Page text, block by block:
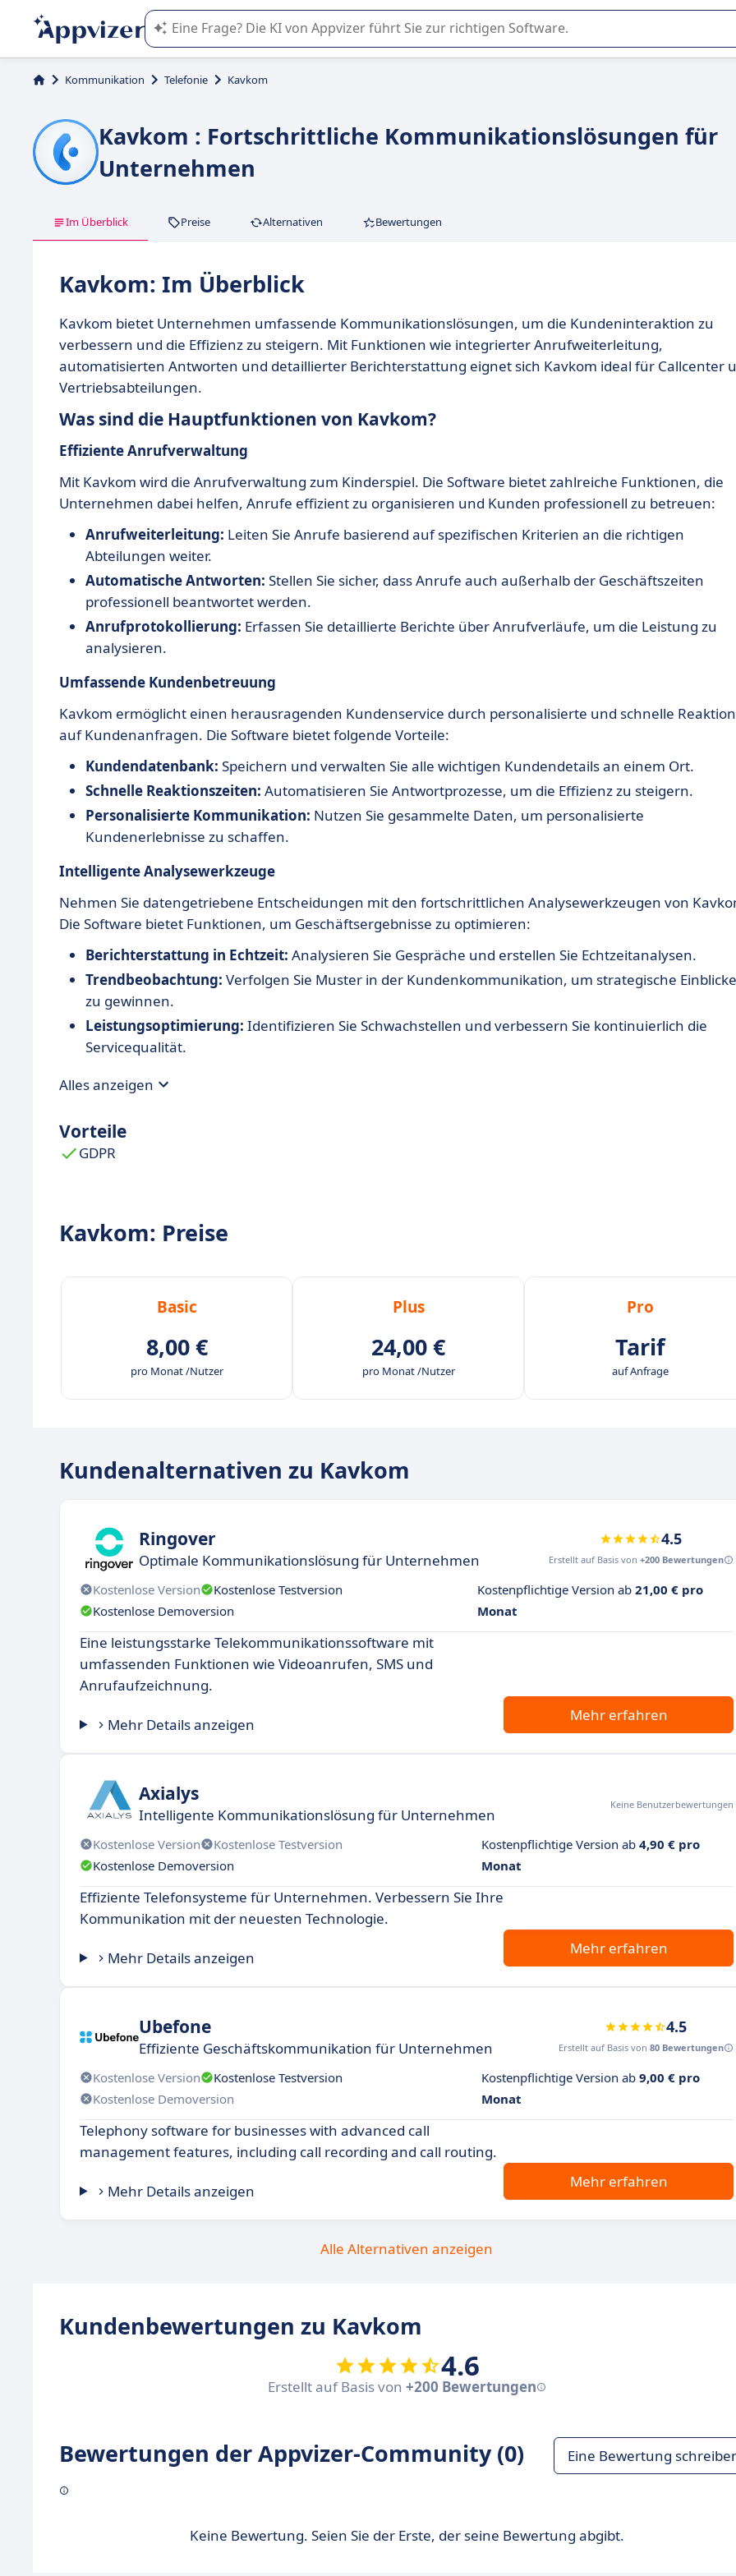
Die KI von Appvizer führt Sie bei der Nutzung oder Auswahl von SaaS-Software in Unternehmen.
Kommunikation Telefonie Kavkom
Kavkom : Fortschrittliche Kommunikationslösungen für
Unternehmen
Im Überblick Preise Alternativen Bewertungen
Kavkom: Im Überblick
Kavkom bietet Unternehmen umfassende Kommunikationslösungen, um die Kundeninteraktion zu
verbessern und die Effizienz zu steigern. Mit Funktionen wie integrierter Anrufweiterleitung,
automatisierten Antworten und detaillierter Berichterstattung eignet sich Kavkom ideal für Callcenter
Vertriebsabteilungen.
Was sind die Hauptfunktionen von Kavkom?
Effiziente Anrufverwaltung
Mit Kavkom wird die Anrufverwaltung zum Kinderspiel. Die Software bietet zahlreiche Funktionen, die
Unternehmen dabei helfen, Anrufe effizient zu organisieren und Kunden professionell zu betreuen:
Anrufweiterleitung: Leiten Sie Anrufe basierend auf spezifischen Kriterien an die richtigen
Abteilungen weiter.
Automatische Antworten: Stellen Sie sicher, dass Anrufe auch außerhalb der Geschäftszeiten
professionell beantwortet werden.
Anrufprotokollierung: Erfassen Sie detaillierte Berichte über Anrufverläufe, um die Leistung zu
analysieren.
Umfassende Kundenbetreuung
Kavkom ermöglicht einen herausragenden Kundenservice durch personalisierte und schnelle
auf Kundenanfragen. Die Software bietet folgende Vorteile:
Kundendatenbank: Speichern und verwalten Sie alle wichtigen Kundendetails an einem Ort.
Schnelle Reaktionszeiten: Automatisieren Sie Antwortprozesse, um die Effizienz zu steigern.
Personalisierte Kommunikation: Nutzen Sie gesammelte Daten, um personalisierte
Kundenerlebnisse zu schaffen.
Intelligente Analysewerkzeuge
Nehmen Sie datengetriebene Entscheidungen mit den fortschrittlichen Analysewerkzeugen von
Die Software bietet Funktionen, um Geschäftsergebnisse zu optimieren:
Berichterstattung in Echtzeit: Analysieren Sie Gespräche und erstellen Sie Echtzeitanalysen.
Trendbeobachtung: Verfolgen Sie Muster in der Kundenkommunikation, um strategische Einblicke
zu gewinnen.
Leistungsoptimierung: Identifizieren Sie Schwachstellen und verbessern Sie kontinuierlich die
Servicequalität.
Alles anzeigen
Vorteile
GDPR
Kavkom: Preise
Basic
8,00 €
pro Monat /Nutzer
Plus
24,00 €
pro Monat /Nutzer
Pro
Tarif
auf Anfrage
Kundenalternativen zu Kavkom
Ringover
Optimale Kommunikationslösung für Unternehmen
4.5
Erstellt auf Basis von +200 Bewertungen
Kostenlose Version
Kostenlose Testversion
Kostenlose Demoversion
Kostenpflichtige Version ab 21,00 € pro
Monat
Eine leistungsstarke Telekommunikationssoftware mit
umfassenden Funktionen wie Videoanrufen, SMS und
Anrufaufzeichnung.
Mehr Details anzeigen
Mehr erfahren
Axialys
Intelligente Kommunikationslösung für Unternehmen
Keine Benutzerbewertungen
Kostenlose Version
Kostenlose Testversion
Kostenlose Demoversion
Kostenpflichtige Version ab 4,90 € pro
Monat
Effiziente Telefonsysteme für Unternehmen. Verbessern Sie Ihre
Kommunikation mit der neuesten Technologie.
Mehr Details anzeigen
Mehr erfahren
Ubefone
Effiziente Geschäftskommunikation für Unternehmen
4.5
Erstellt auf Basis von 80 Bewertungen
Kostenlose Version
Kostenlose Testversion
Kostenlose Demoversion
Kostenpflichtige Version ab 9,00 € pro
Monat
Telephony software for businesses with advanced call
management features, including call recording and call routing.
Mehr Details anzeigen
Mehr erfahren
Alle Alternativen anzeigen
Kundenbewertungen zu Kavkom
4.6
Erstellt auf Basis von +200 Bewertungen
Bewertungen der Appvizer-Community (0) Eine Bewertung
Keine Bewertung. Seien Sie der Erste, der seine Bewertung abgibt.